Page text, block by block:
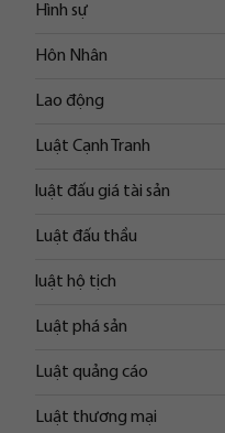
Hình sự
Hôn Nhân
Lao động
Luật Cạnh Tranh
luật đấu giá tài sản
Luật đấu thầu
luật hộ tịch
Luật phá sản
Luật quảng cáo
Luật thương mại